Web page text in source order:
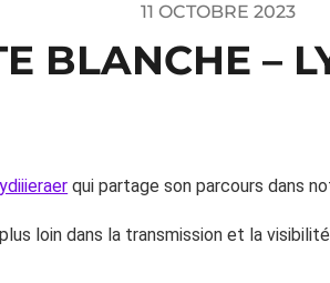
11 OCTOBRE 2023
BLANCHE –
qui partage son parcours dans
loin dans la transmission et la